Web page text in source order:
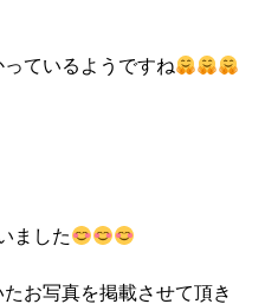
ているようですね
ました
お写真を掲載させて頂き